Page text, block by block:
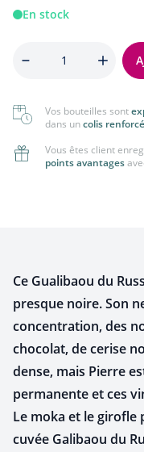
En stock
Vos bouteilles sont
dans uncolis renforcé
Vous êtes client
points avantages
Ce Gualibaou du
presque noire. Son
concentration, des
chocolat, de cerise
dense, mais Pierre
permanente et ces
Le moka et le girofle
cuvée Galibaou du